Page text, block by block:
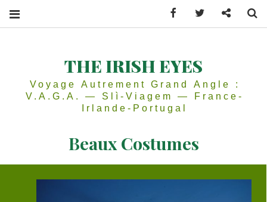
THE IRISH EYES
Voyage Autrement Grand Angle :
V.A.G.A. — Slì-Viagem — France-
Irlande-Portugal
Beaux Costumes
Facebook Twitter